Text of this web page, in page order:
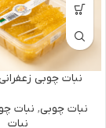
نبات چوبی زعفرانی ۸۰۰ گرمی
نبات چوبی, نبات
نبات